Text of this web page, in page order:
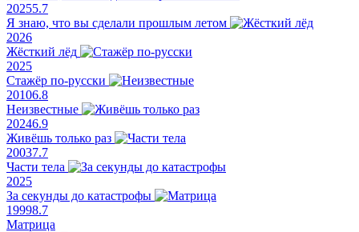
20255.7
Я знаю, что вы сделали прошлым летом
2026
Жёсткий лёд
2025
Стажёр по-русски
20106.8
Неизвестные
20246.9
Живёшь только раз
20037.7
Части тела
2025
За секунды до катастрофы
19998.7
Матрица